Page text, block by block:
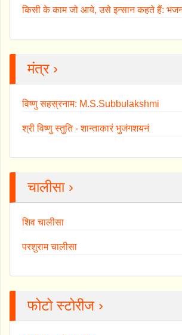
किसी के काम जो आये, उसे इन्सान कहते हैं:
मंत्र ›
विष्णु सहस्रनाम: M.S.Subbulakshmi
श्री विष्णु स्तुति - शान्ताकारं भुजंगशयनं
चालीसा ›
शिव चालीसा
परशुराम चालीसा
फोटो स्टोरीज ›